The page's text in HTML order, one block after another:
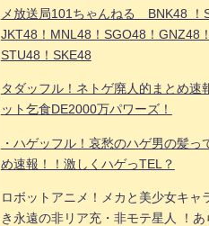
メ放送局101ちゃんねる BNK48 ！
JKT48！MNL48！SGO48！GNZ48！
STU48！SKE48
タダッフル！ネトゲ廃人的まとめ速
ット乞食DE2000万パワーズ！
・ハゲッフル！哀愁のハゲ男の髪っ
め速報！！激しくハゲっTEL？
ロボットアニメ！メカと美少女キャ
き永遠の非リア充・非モテ星人 ！あ